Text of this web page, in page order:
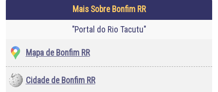
Mais Sobre Bonfim RR
"Portal do Rio Tacutu"
Mapa de Bonfim RR
Cidade de Bonfim RR